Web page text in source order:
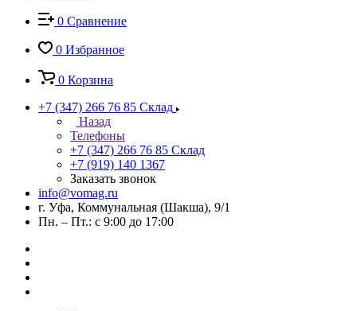
0 Сравнение
0 Избранное
0 Корзина
+7 (347) 266 76 85 Склад
Назад
Телефоны
+7 (347) 266 76 85 Склад
+7 (919) 140 1367
Заказать звонок
info@vomag.ru
г. Уфа, Коммунальная (Шакша), 9/1
Пн. – Пт.: с 9:00 до 17:00